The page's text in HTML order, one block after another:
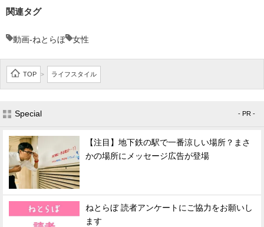
関連タグ
動画-ねとらぼ 女性
TOP > ライフスタイル
Special - PR -
【注目】地下鉄の駅で一番涼しい場所？まさ
かの場所にメッセージ広告が登場
ねとらぼ 読者アンケートにご協力をお願いし
ます